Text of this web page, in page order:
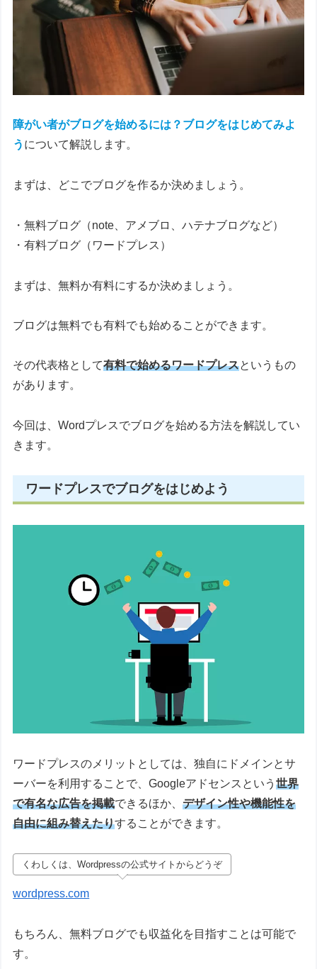
障がい者がブログを始めるには？ ブログをはじめてみよ
う について解説します。
まずは、どこでブログを作るか決めましょう。
・無料ブログ（note、アメブロ、ハテナブログなど）
・有料ブログ（ワードプレス）
まずは、無料か有料にするか決めましょう。
ブログは無料でも有料でも始めることができます。
その代表格として有料で始めるワードプレスというもの
があります。
今回は、Wordプレスでブログを始める方法を解説してい
きます。
ワードプレスでブログをはじめよう
ワードプレスのメリットとしては、独自にドメインとサ
ーバーを利用することで、Googleアドセンスという世界
で有名な広告を掲載できるほか、デザイン性や機能性を
自由に組み替えたりすることができます。
くわしくは、Wordpressの公式サイトからどうぞ
wordpress.com
もちろん、無料ブログでも収益化を目指すことは可能で
す。